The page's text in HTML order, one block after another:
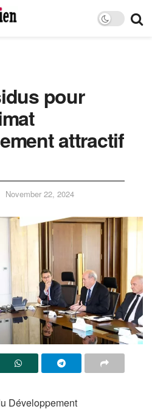
pour
attractif
November 22, 2024
Développement